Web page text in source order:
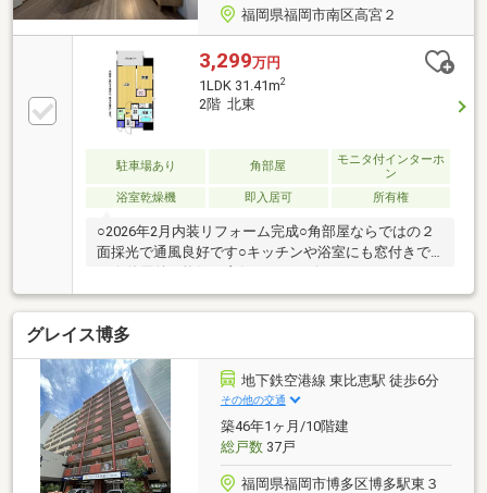
福岡県福岡市南区高宮２
3,299万円
1LDK 31.41m2
2階 北東
駐車場あり 角部屋
モニタ付インターホ
ン
浴室乾燥機
即入居可 所有権
○2026年2月内装リフォーム完成○角部屋ならではの２
面採光で通風良好です○キッチンや浴室にも窓付きで
す☆使用後の換気も良好です○リビングにはエアコン
付きです☆お引越し当日から快適にお過ごしいただけ
ます○ワンちゃんや猫ちゃんは１住戸２匹までの飼育
相談です○福岡市は若い世代の人口が増加傾向にあり
ます！収益物件としても十分な需要が見込めますね
グレイス博多
地下鉄空港線 東比恵駅 徒歩6分
その他の交通
築46年1ヶ月/10階建
総戸数37戸
福岡県福岡市博多区博多駅東３